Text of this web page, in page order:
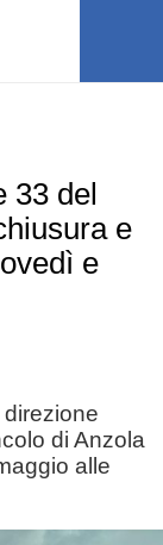
33 del
e
e
di Anzola
alle